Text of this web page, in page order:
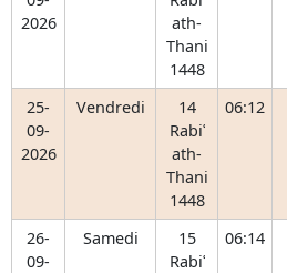
2026
ath-
Thani
1448
25-
09-
2026
Vendredi
14
Rabiʿ
ath-
Thani
1448
06:12
26-
09-
Samedi
15
Rabiʿ
06:14